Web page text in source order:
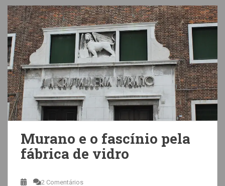
Murano e o fascínio pela
fábrica de vidro
2 Comentários